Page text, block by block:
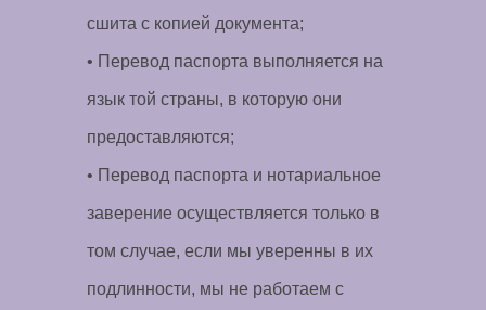
сшита с копией документа;
• Перевод паспорта выполняется на
язык той страны, в которую они
предоставляются;
• Перевод паспорта и нотариальное
заверение осуществляется только в
том случае, если мы уверенны в их
подлинности, мы не работаем с